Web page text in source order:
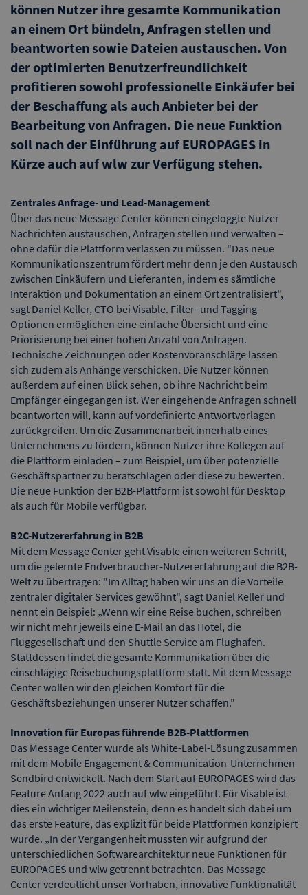
können Nutzer ihre gesamte Kommunikation
an einem Ort bündeln, Anfragen stellen und
beantworten sowie Dateien austauschen. Von
der optimierten Benutzerfreundlichkeit
profitieren sowohl professionelle Einkäufer bei
der Beschaffung als auch Anbieter bei der
Bearbeitung von Anfragen. Die neue Funktion
soll nach der Einführung auf EUROPAGES in
Kürze auch auf wlw zur Verfügung stehen.
Zentrales Anfrage- und Lead-Management
Über das neue Message Center können eingeloggte Nutzer
Nachrichten austauschen, Anfragen stellen und verwalten –
ohne dafür die Plattform verlassen zu müssen. "Das neue
Kommunikationszentrum fördert mehr denn je den Austausch
zwischen Einkäufern und Lieferanten, indem es sämtliche
Interaktion und Dokumentation an einem Ort zentralisiert",
sagt Daniel Keller, CTO bei Visable. Filter- und Tagging-
Optionen ermöglichen eine einfache Übersicht und eine
Priorisierung bei einer hohen Anzahl von Anfragen.
Technische Zeichnungen oder Kostenvoranschläge lassen
sich zudem als Anhänge verschicken. Die Nutzer können
außerdem auf einen Blick sehen, ob ihre Nachricht beim
Empfänger eingegangen ist. Wer eingehende Anfragen schnell
beantworten will, kann auf vordefinierte Antwortvorlagen
zurückgreifen. Um die Zusammenarbeit innerhalb eines
Unternehmens zu fördern, können Nutzer ihre Kollegen auf
die Plattform einladen – zum Beispiel, um über potenzielle
Geschäftspartner zu beratschlagen oder diese zu bewerten.
Die neue Funktion der B2B-Plattform ist sowohl für Desktop
als auch für Mobile verfügbar.
B2C-Nutzererfahrung in B2B
Mit dem Message Center geht Visable einen weiteren Schritt,
um die gelernte Endverbraucher-Nutzererfahrung auf die B2B-
Welt zu übertragen: "Im Alltag haben wir uns an die Vorteile
zentraler digitaler Services gewöhnt", sagt Daniel Keller und
nennt ein Beispiel: „Wenn wir eine Reise buchen, schreiben
wir nicht mehr jeweils eine E-Mail an das Hotel, die
Fluggesellschaft und den Shuttle Service am Flughafen.
Stattdessen findet die gesamte Kommunikation über die
einschlägige Reisebuchungsplattform statt. Mit dem Message
Center wollen wir den gleichen Komfort für die
Geschäftsbeziehungen unserer Nutzer schaffen."
Innovation für Europas führende B2B-Plattformen
Das Message Center wurde als White-Label-Lösung zusammen
mit dem Mobile Engagement & Communication-Unternehmen
Sendbird entwickelt. Nach dem Start auf EUROPAGES wird das
Feature Anfang 2022 auch auf wlw eingeführt. Für Visable ist
dies ein wichtiger Meilenstein, denn es handelt sich dabei um
das erste Feature, das explizit für beide Plattformen konzipiert
wurde. „In der Vergangenheit mussten wir aufgrund der
unterschiedlichen Softwarearchitektur neue Funktionen für
EUROPAGES und wlw getrennt betrachten. Das Message
Center verdeutlicht unser Vorhaben, innovative Funktionalität